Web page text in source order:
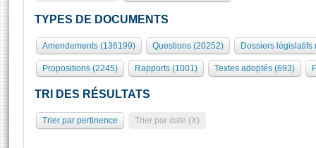
Présidence
577 députés
Groupes politiques
Séance publique
Commissions et autres organes
Europe et International
Pétitions
Rôle et pouvoirs de l'Assemblée
Organisation de l'Assemblée
Présidence Conférence des Présidents Bureau Collège des
Statistiques et chiffres clés
Visiter l'Assemblée
Visite virtuelle du palais Bourbon
Assister à une séance
TYPES DE DOCUMENTS
Amendements (136199) Questions (20252) Dossiers législatifs
Propositions (2245) Rapports (1001) Textes adoptés (693)
TRI DES RÉSULTATS
Trier par pertinence Trier par date (X)